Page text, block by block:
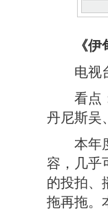
《伊
电视台
看点
丹尼斯吴
本年度
容，几乎
的投拍、
拖再拖。